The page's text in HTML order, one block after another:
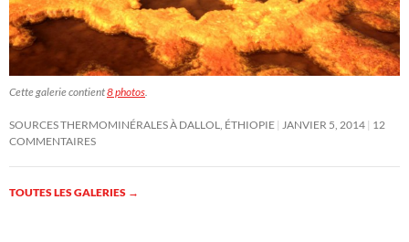
Cette galerie contient8 photos.
SOURCES THERMOMINÉRALES À DALLOL, ÉTHIOPIE JANVIER 5, 2014 12
COMMENTAIRES
TOUTES LES GALERIES →